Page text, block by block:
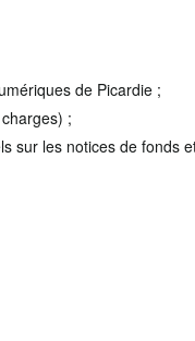
de Picardie ;
;
sur les notices de fonds